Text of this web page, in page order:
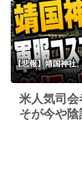
【悲報】靖国神社
米人気司
そが今や陰